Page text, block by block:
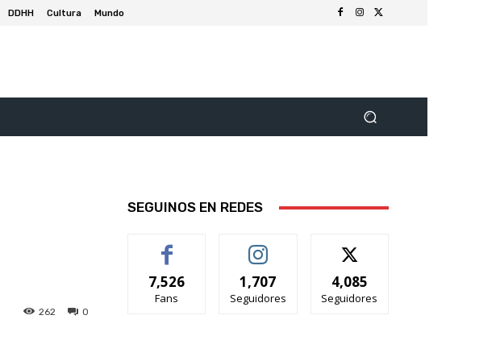
DDHH Cultura Mundo
0
262
SEGUINOS EN REDES
7,526
Fans
1,707
Seguidores
4,085
Seguidores